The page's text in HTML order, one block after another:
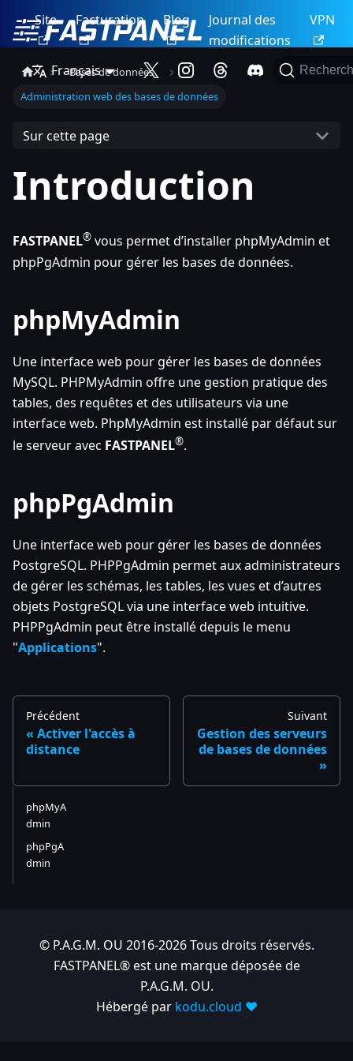
Site Facturation Blog
Journal des
modifications
VPN
Français
Bases de données
Administration web des bases de données
Sur cette page
Introduction
FASTPANEL® vous permet d’installer phpMyAdmin et
phpPgAdmin pour gérer les bases de données.
phpMyAdmin
Une interface web pour gérer les bases de données
MySQL. PHPMyAdmin offre une gestion pratique des
tables, des requêtes et des utilisateurs via une
interface web. PhpMyAdmin est installé par défaut sur
le serveur avec FASTPANEL®.
phpPgAdmin
Une interface web pour gérer les bases de données
PostgreSQL. PHPPgAdmin permet aux administrateurs
de gérer les schémas, les tables, les vues et d’autres
objets PostgreSQL via une interface web intuitive.
PHPPgAdmin peut être installé depuis le menu
"Applications".
Précédent
Activer l'accès à
distance
Suivant
Gestion des serveurs
de bases de données
phpMyA
dmin
phpPgA
dmin
© P.A.G.M. OU 2016-2026 Tous droits réservés.
FASTPANEL® est une marque déposée de
P.A.G.M. OU.
Hébergé par kodu.cloud ❤️